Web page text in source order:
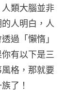
類大腦並非
人明白，人
過「懶惰」
有以下是三
格，那就要
了！